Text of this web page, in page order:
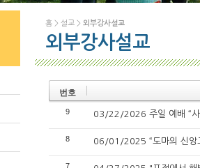
홈 > 설교 > 외부강사설교
외부강사설교
번호
9 03/22/2026 주일 예배 “사
8 06/01/2025 “도마의 신앙
7